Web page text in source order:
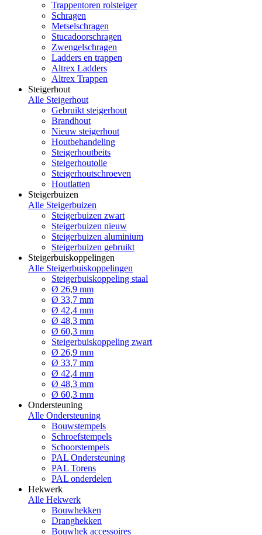
Trappentoren rolsteiger
Schragen
Metselschragen
Stucadoorschragen
Zwengelschragen
Ladders en trappen
Altrex Ladders
Altrex Trappen
Steigerhout
Alle Steigerhout
Gebruikt steigerhout
Brandhout
Nieuw steigerhout
Houtbehandeling
Steigerhoutbeits
Steigerhoutolie
Steigerhoutschroeven
Houtlatten
Steigerbuizen
Alle Steigerbuizen
Steigerbuizen zwart
Steigerbuizen nieuw
Steigerbuizen aluminium
Steigerbuizen gebruikt
Steigerbuiskoppelingen
Alle Steigerbuiskoppelingen
Steigerbuiskoppeling staal
Ø 26,9 mm
Ø 33,7 mm
Ø 42,4 mm
Ø 48,3 mm
Ø 60,3 mm
Steigerbuiskoppeling zwart
Ø 26,9 mm
Ø 33,7 mm
Ø 42,4 mm
Ø 48,3 mm
Ø 60,3 mm
Ondersteuning
Alle Ondersteuning
Bouwstempels
Schroefstempels
Schoorstempels
PAL Ondersteuning
PAL Torens
PAL onderdelen
Hekwerk
Alle Hekwerk
Bouwhekken
Dranghekken
Bouwhek accessoires